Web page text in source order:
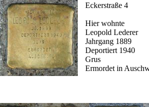
Eckerstraße 4
Hier wohnte
Leopold Lederer
Jahrgang 1889
Deportiert 1940
Grus
Ermordet in